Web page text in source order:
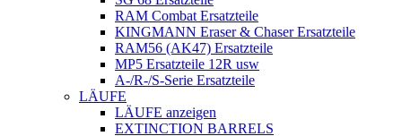
RAM Combat Ersatzteile
KINGMANN Eraser & Chaser Ersatzteile
RAM56 (AK47) Ersatzteile
MP5 Ersatzteile 12R usw
A-/R-/S-Serie Ersatzteile
LÄUFE
LÄUFE anzeigen
EXTINCTION BARRELS